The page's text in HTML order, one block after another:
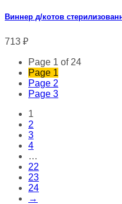
Виннер д/котов
713 ₽
Page 1 of 24
Page 1
Page 2
Page 3
1
2
3
4
…
22
23
24
→